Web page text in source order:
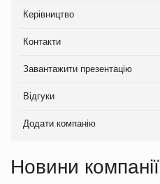
Керівництво
Контакти
Завантажити презентацію
Відгуки
Додати компанію
Новини компанії